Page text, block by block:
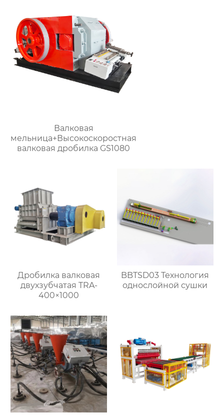
Валковая
мельница+Высокоскоростная
валковая дробилка GS1080
Дробилка валковая
двухзубчатая TRA-
400×1000
BBTSD03 Технология
однослойной сушки